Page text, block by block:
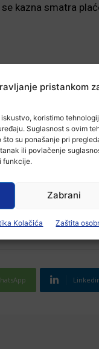
pristankom
koristimo
Suglasnost s ovim
su ponašanje pri
ili povlačenje
funkcije.
Zabrani
Kolačića Zaštita
kazna smatra